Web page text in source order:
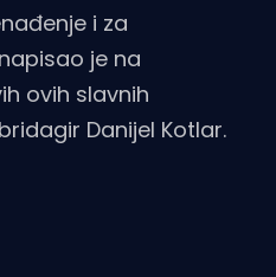
i za
je na
ovih slavnih
Danijel Kotlar.